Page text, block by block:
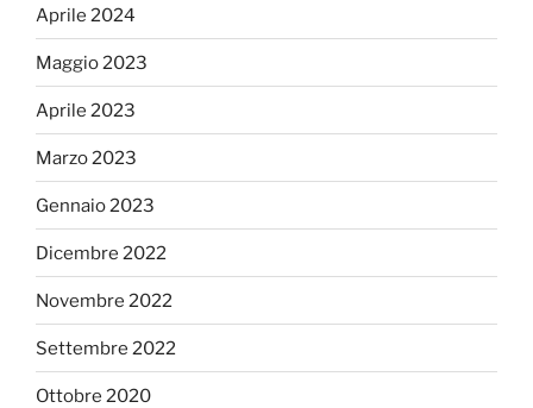
Aprile 2024
Maggio 2023
Aprile 2023
Marzo 2023
Gennaio 2023
Dicembre 2022
Novembre 2022
Settembre 2022
Ottobre 2020